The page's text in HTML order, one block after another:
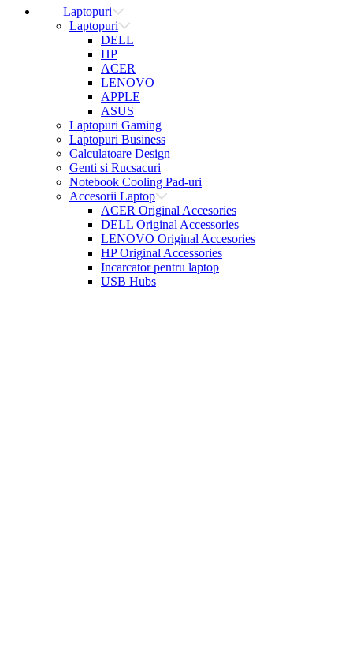
Laptopuri
Laptopuri
DELL
HP
ACER
LENOVO
APPLE
ASUS
Laptopuri Gaming
Laptopuri Business
Calculatoare Design
Genti si Rucsacuri
Notebook Cooling Pad-uri
Accesorii Laptop
ACER Original Accesories
DELL Original Accessories
LENOVO Original Accesories
HP Original Accessories
Incarcator pentru laptop
USB Hubs